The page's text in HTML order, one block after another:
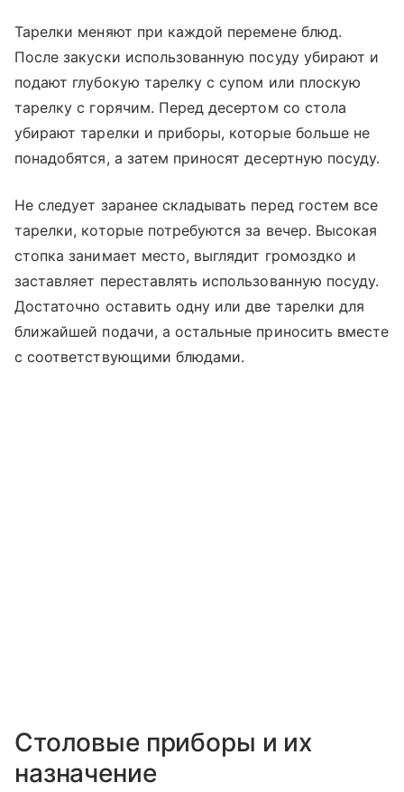
Тарелки меняют при каждой перемене блюд.
После закуски использованную посуду убирают и
подают глубокую тарелку с супом или плоскую
тарелку с горячим. Перед десертом со стола
убирают тарелки и приборы, которые больше не
понадобятся, а затем приносят десертную посуду.
Не следует заранее складывать перед гостем все
тарелки, которые потребуются за вечер. Высокая
стопка занимает место, выглядит громоздко и
заставляет переставлять использованную посуду.
Достаточно оставить одну или две тарелки для
ближайшей подачи, а остальные приносить вместе
с соответствующими блюдами.
Столовые приборы и их
назначение